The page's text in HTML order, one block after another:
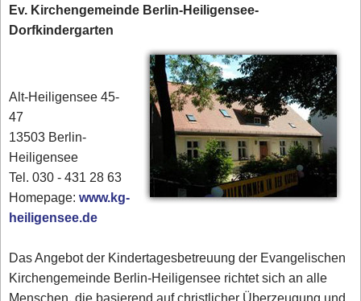
Ev. Kirchengemeinde Berlin-Heiligensee-
Dorfkindergarten
Alt-Heiligensee 45-
47
13503 Berlin-
Heiligensee
Tel. 030 - 431 28 63
Homepage:www.kg-
heiligensee.de
Das Angebot der Kindertagesbetreuung der Evangelischen
Kirchengemeinde Berlin-Heiligensee richtet sich an alle